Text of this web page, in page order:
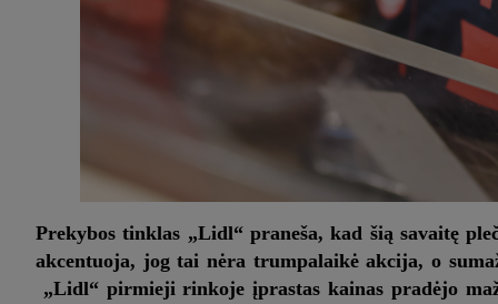
Prekybos tinklas „Lidl“ praneša, kad šią savaitę
akcentuoja, jog tai nėra trumpalaikė akcija, o
„Lidl“ pirmieji rinkoje įprastas kainas pradėjo